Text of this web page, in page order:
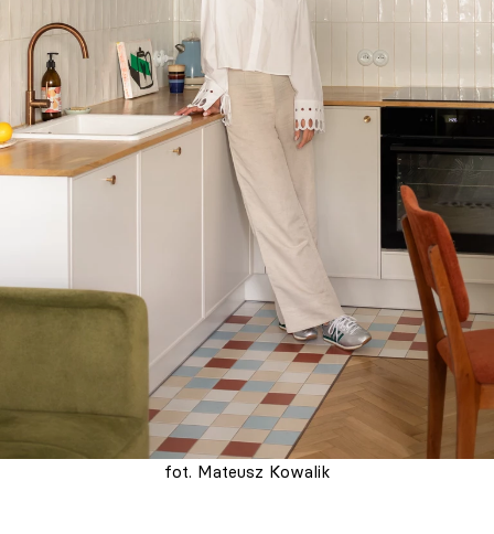
fot. Mateusz Kowalik